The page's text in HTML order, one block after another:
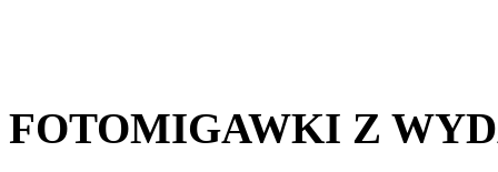
FOTOMIGAWKI Z